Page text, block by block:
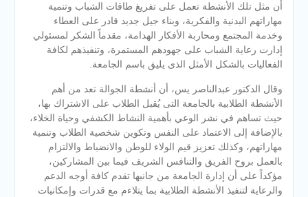
أن مثل تلك الأنشطة تعمل على تفريغ طاقات الشباب وتنمية
مهاراتهم البدنية والفكرية، وبناء جيل جديد قادر على العطاء
وخدمة المجتمع ومحاربة الأفكار الهدامة، مقدماً الشكر لمسئولي
إدارت رعاية الشباب على جهودهم المستمرة، وتنفيذهم لكافة
الفعاليات بالشكل الأمثل الذى يليق باسم الجامعة.
وقال الدكتور عبدالناصر يس، أن أنشطة الجوالة تعد من أهم
الأنشطة الطلابية بالجامعة التى يُقبل الطلاب على الاشتراك بها،
حيث تساهم في نشر الوعي بأهمية النشاط الكشفي وحياة الخلاء،
بالإضافة إلى الاعتماد على النفس وتكوين شخصية الطلاب وتنمية
مهاراتهم، وكذلك تعزيز قيم الولاء للوطن والانضباط والالتزام
بالعمل بروح الفريق والتنافس الشريف فيما بين المشاركين،
مؤكداً على أن إدارة الجامعة من جانبها تقدم كافة أوجه الدعم
والرعاية لتنفيذ الأنشطة الطلابية بما يتلاءم مع قدرات وإمكانيات